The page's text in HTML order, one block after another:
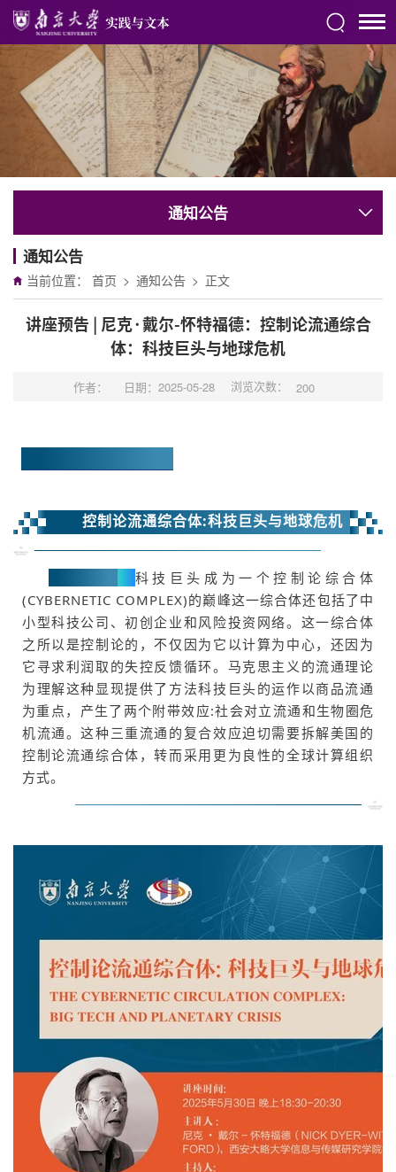
通知公告
通知公告
当前位置： 首页 > 通知公告 > 正文
讲座预告 | 尼克·戴尔-怀特福德：控制论流通综合
体：科技巨头与地球危机
作者： 日期：2025-05-28 浏览次数： 200
控制论流通综合体:科技巨头与地球危机
科技巨头成为一个控制论综合体
(CYBERNETIC COMPLEX)的巅峰这一综合体还包括了中
小型科技公司、初创企业和风险投资网络。这一综合体
之所以是控制论的，不仅因为它以计算为中心，还因为
它寻求利润取的失控反馈循环。马克思主义的流通理论
为理解这种显现提供了方法科技巨头的运作以商品流通
为重点，产生了两个附带效应:社会对立流通和生物圈危
机流通。这种三重流通的复合效应迫切需要拆解美国的
控制论流通综合体，转而采用更为良性的全球计算组织
方式。